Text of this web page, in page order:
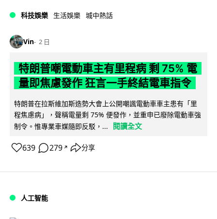
科技娛樂 生活娛樂 城中熱話
Vin 2 日
特朗普嘲電動車主有里程病 剩 75% 電
量即焦慮發作 狂言一手終結電車指令
特朗普在拉斯維加斯造勢大會上公開嘲諷電動車車主患有「里
程焦慮病」，聲稱電量剩 75% 便發作，並重申已廢除電動車強
制令。惟專業車媒隨即反駁，...
閱讀全文
639 279 ↗ 分享
人工智能